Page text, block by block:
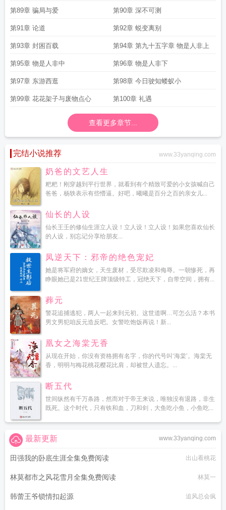
第89章 骗局与爱 第90章 深不可测
第91章 论道 第92章 蜕变离别
第93章 封困百载 第94章 第九十五字章 物是人非上
第95章 物是人非中 第96章 物是人非下
第97章 东游西逛 第98章 今日驶知蝼蚁小
第99章 花花架子与废物点心 第100章 礼遇
查看更多章节...
完结小说推荐 www.33yanqing.com
奶爸的文艺人生
粑粑！刚穿越到平行世界，就看到有个精致可爱的小女孩喊自己
爸爸，杨轶表示有些懵逼。好吧，曦曦是百分之百的亲女儿...
仙长的人设
仙长王壬的修仙生涯立人设！立人设！立人设！如果您喜欢仙长
的人设，别忘记分享给朋友...
凤逆天下：邪帝的绝色宠妃
她是将军府的嫡女，天生废材，受尽欺凌和侮辱。一朝惨死，再
睁眼她已是21世纪王牌顶级特工，冠绝天下，自带空间，拥有...
葬元
警花追捕逃犯，两人一起来到元初。这世道啊…可怎么活？本书
男文男犯咱反元造反吧。女警吃饱饭再说！新...
凰女之海棠无香
从现在开始，你没有资格拥有名字，你的代号叫‘海棠’。海棠无
香，明明与梅花桃花樱花比肩，却被世人遗忘。...
断五代
世间纵然有千万条路，然而对于帝王来说，唯独没有退路，非生
既死。这个时代，只有铁和血，刀和剑，大鱼吃小鱼，小鱼吃...
www.33yanqing.com
最新更新
田强我的卧底生涯全集免费阅读 出山看桃花
林莫都市之风花雪月全集免费阅读 林莫一
韩蕾王爷锁情扣起源 追风总会疯